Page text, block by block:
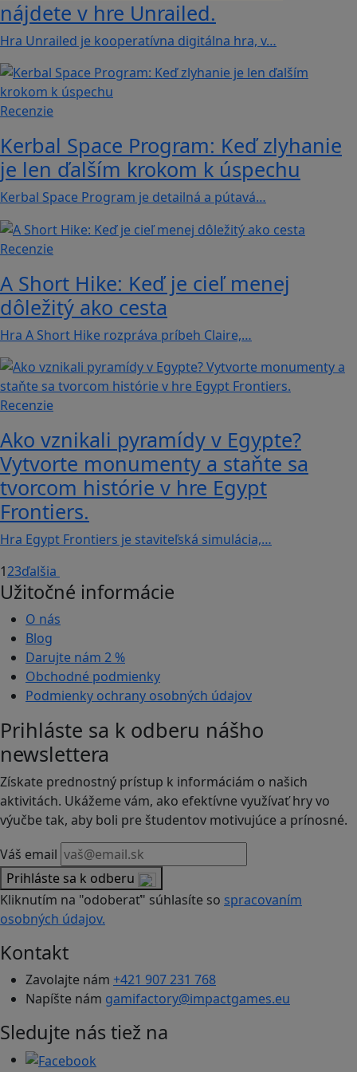
nájdete v hre Unrailed.
Hra Unrailed je kooperatívna digitálna hra, v…
Recenzie
Kerbal Space Program: Keď zlyhanie
je len ďalším krokom k úspechu
Kerbal Space Program je detailná a pútavá…
Recenzie
A Short Hike: Keď je cieľ menej
dôležitý ako cesta
Hra A Short Hike rozpráva príbeh Claire,…
Recenzie
Ako vznikali pyramídy v Egypte?
Vytvorte monumenty a staňte sa
tvorcom histórie v hre Egypt
Frontiers.
Hra Egypt Frontiers je staviteľská simulácia,…
123ďalšia
Užitočné informácie
O nás
Blog
Darujte nám 2 %
Obchodné podmienky
Podmienky ochrany osobných údajov
Prihláste sa k odberu nášho
newslettera
Získate prednostný prístup k informáciám o našich
aktivitách. Ukážeme vám, ako efektívne využívať hry vo
výučbe tak, aby boli pre študentov motivujúce a prínosné.
Váš email
Prihláste sa k odberu
Kliknutím na "odoberať" súhlasíte so spracovaním
osobných údajov.
Kontakt
Zavolajte nám +421 907 231 768
Napíšte nám gamifactory@impactgames.eu
Sledujte nás tiež na